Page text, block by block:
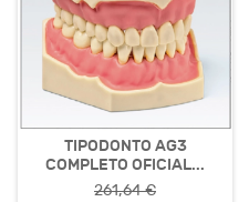
TIPODONTO AG3
COMPLETO OFICIAL...
261,64 €